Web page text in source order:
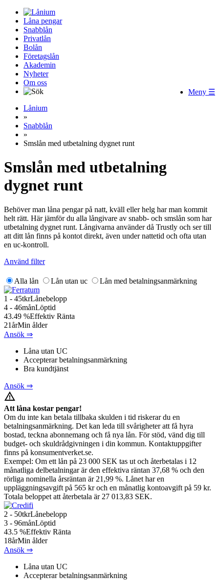
Låna pengar
Snabblån
Privatlån
Bolån
Företagslån
Akademin
Nyheter
Om oss
Meny ☰
Lånium
»
Snabblån
»
Smslån med utbetalning dygnet runt
Smslån med utbetalning
dygnet runt
Behöver man låna pengar på natt, kväll eller helg har man kommit
helt rätt. Här jämför du alla långivare av snabb- och smslån som har
utbetalning dygnet runt. Långivarna använder då Trustly och ser till
att ditt lån finns på kontot direkt, även under nattetid och ofta utan
en uc-kontroll.
Använd filter
Alla lån Lån utan uc Lån med betalningsanmärkning
1 - 45tkrLånebelopp
4 - 46månLöptid
43.49 %Effektiv Ränta
21årMin ålder
Ansök ⇒
Låna utan UC
Accepterar betalningsanmärkning
Bra kundtjänst
Ansök ⇒
warning_amber
Att låna kostar pengar!
Om du inte kan betala tillbaka skulden i tid riskerar du en
betalningsanmärkning. Det kan leda till svårigheter att få hyra
bostad, teckna abonnemang och få nya lån. För stöd, vänd dig till
budget- och skuldrådgivningen i din kommun. Kontaktuppgifter
finns på konsumentverket.se.
Exempel: Om ett lån på 23 000 SEK tas ut och återbetalas i 12
månatliga delbetalningar är den effektiva räntan 37,68 % och den
rörliga nominella årsräntan är 21,99 %. Lånet har en
uppläggningsavgift på 565 kr och en månatlig kontoavgift på 59 kr.
Totala beloppet att återbetala är 27 013,83 SEK.
2 - 50tkrLånebelopp
3 - 96månLöptid
43.5 %Effektiv Ränta
18årMin ålder
Ansök ⇒
Låna utan UC
Accepterar betalningsanmärkning